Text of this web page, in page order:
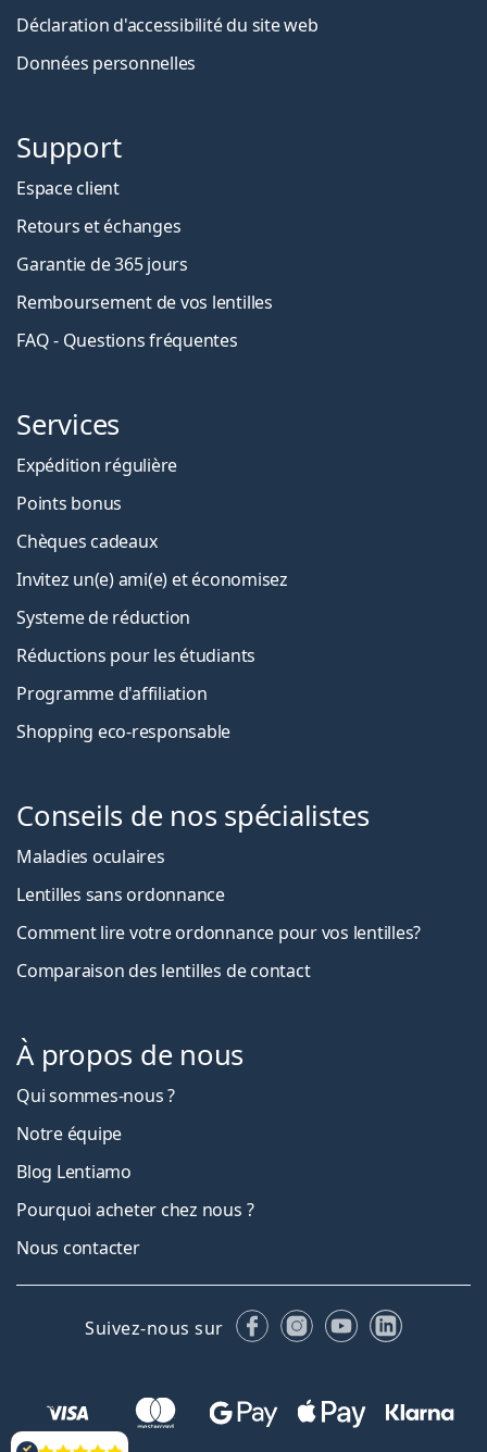
Déclaration d'accessibilité du site web
Données personnelles
Support
Espace client
Retours et échanges
Garantie de 365 jours
Remboursement de vos lentilles
FAQ - Questions fréquentes
Services
Expédition régulière
Points bonus
Chèques cadeaux
Invitez un(e) ami(e) et économisez
Systeme de réduction
Réductions pour les étudiants
Programme d'affiliation
Shopping eco-responsable
Conseils de nos spécialistes
Maladies oculaires
Lentilles sans ordonnance
Comment lire votre ordonnance pour vos lentilles?
Comparaison des lentilles de contact
À propos de nous
Qui sommes-nous ?
Notre équipe
Blog Lentiamo
Pourquoi acheter chez nous ?
Nous contacter
Suivez-nous sur FacebookInstagram
YouTubeLinkedIn